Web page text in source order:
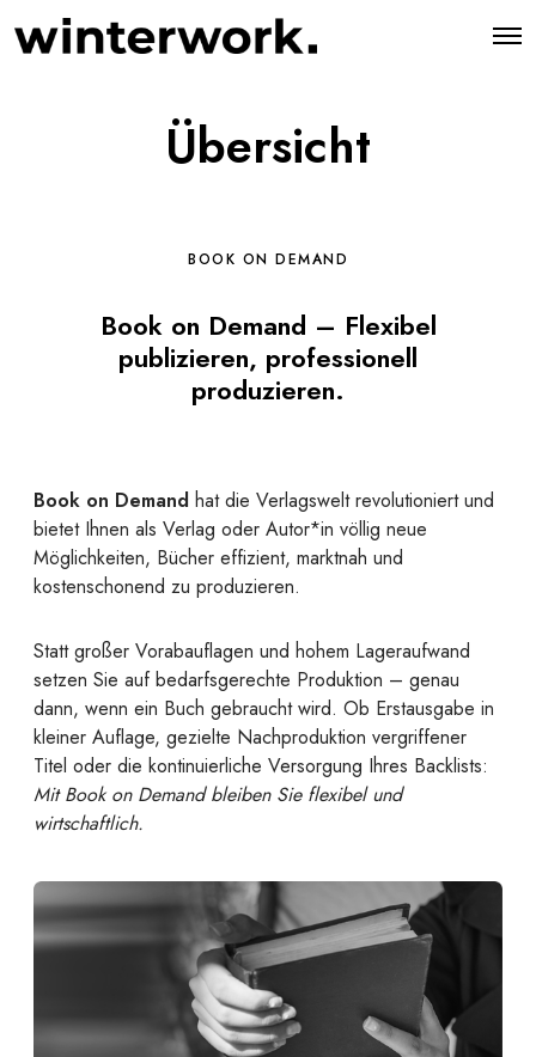
O
Übersicht
BOOK ON DEMAND
Book on Demand – Flexibel
publizieren, professionell
produzieren.
Book on Demand hat die Verlagswelt revolutioniert und
bietet Ihnen als Verlag oder Autor*in völlig neue
Möglichkeiten, Bücher effizient, marktnah und
kostenschonend zu produzieren.
Statt großer Vorabauflagen und hohem Lageraufwand
setzen Sie auf bedarfsgerechte Produktion – genau
dann, wenn ein Buch gebraucht wird. Ob Erstausgabe in
kleiner Auflage, gezielte Nachproduktion vergriffener
Titel oder die kontinuierliche Versorgung Ihres Backlists:
Mit Book on Demand bleiben Sie flexibel und
wirtschaftlich.